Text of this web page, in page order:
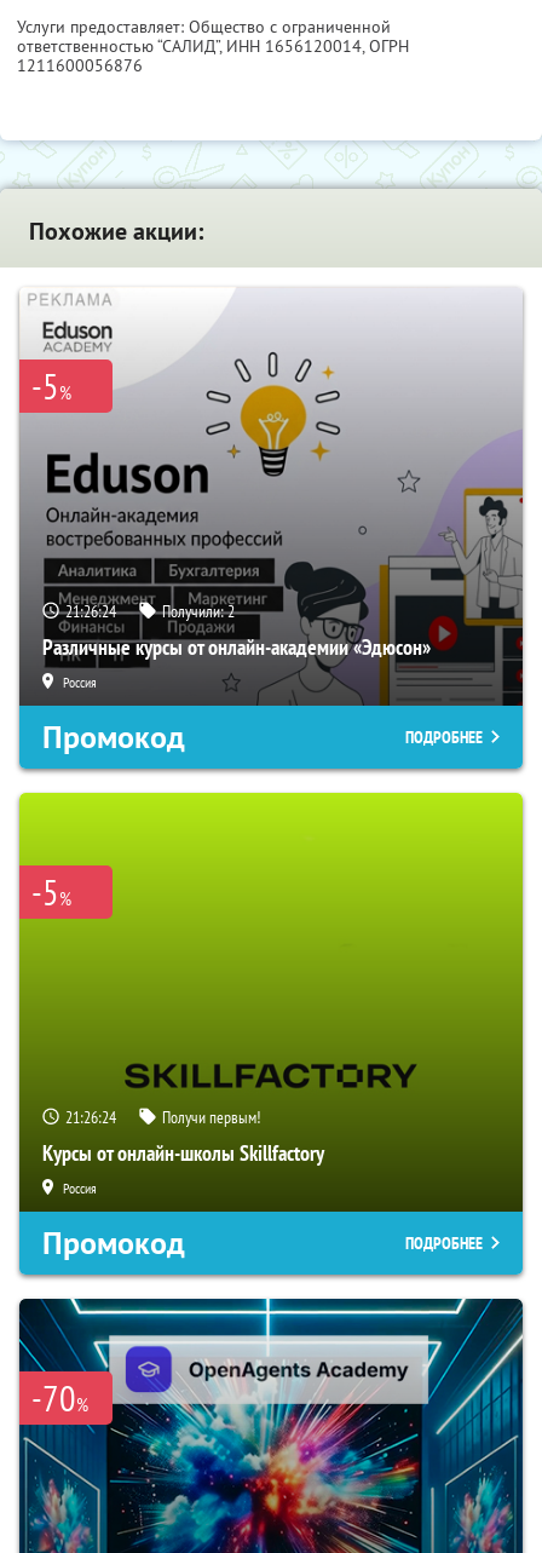
Услуги предоставляет: Общество с ограниченной
ответственностью “САЛИД”, ИНН 1656120014, ОГРН
1211600056876
Похожие акции:
-5%
21:26:23 Получили:2
Различные курсы от онлайн-академии «Эдюсон»
Россия
Промокод ПОДРОБНЕЕ
-5%
21:26:23 Получи первым!
Курсы от онлайн-школы Skillfactory
Россия
Промокод ПОДРОБНЕЕ
-70%